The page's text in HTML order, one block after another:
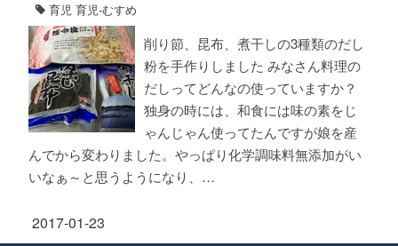
育児 育児-むすめ
削り節、昆布、煮干しの3種類のだし
粉を手作りしました みなさん料理の
だしってどんなの使っていますか？
独身の時には、和食には味の素をじ
ゃんじゃん使ってたんですが娘を産
んでから変わりました。やっぱり化学調味料無添加がい
いなぁ～と思うようになり、…
2017-01-23